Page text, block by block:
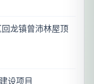
龙镇曾沛林屋顶
设项目